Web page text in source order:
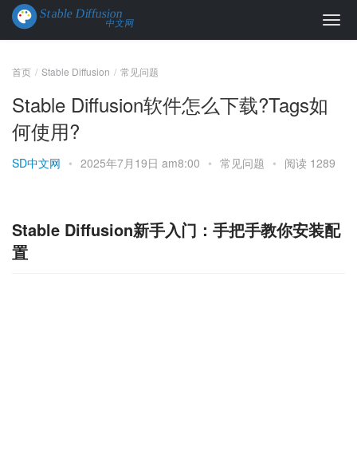
首页 Stable Diffusion 常见问题
Stable Diffusion软件怎么下载?Tags如
何使用?
SD中文网 • 2025年7月19日 am8:00 • 常见问题 • 阅读 1289
Stable Diffusion新手入门：手把手教你安装配
置